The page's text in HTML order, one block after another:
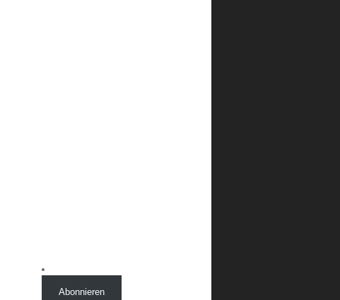
Abonnieren